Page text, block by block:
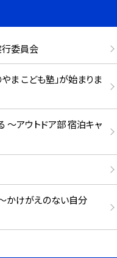
委員会
ま こども塾」が始まりま
アウトドア部 宿泊キャ
かけがえのない自分